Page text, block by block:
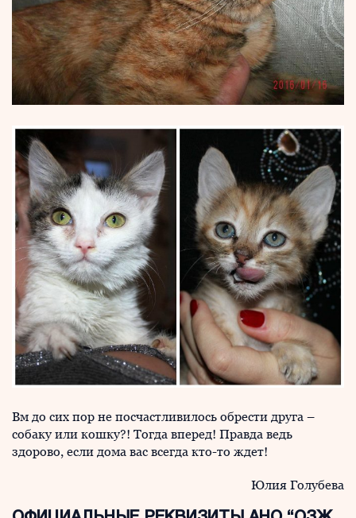
Вм до сих пор не посчастливилось обрести друга –
собаку или кошку?! Тогда вперед! Правда ведь
здорово, если дома вас всегда кто-то ждет!
Юлия Голубева